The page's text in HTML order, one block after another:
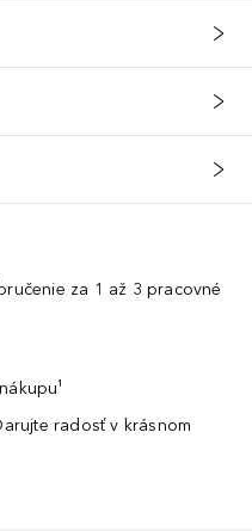
za 1 až 3 pracovné
radosť v krásnom